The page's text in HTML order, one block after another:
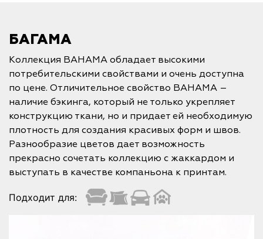
БАГАМА
Коллекция BAHAMA обладает высокими
потребительскими свойствами и очень доступна
по цене. Отличительное свойство BAHAMA –
наличие бэкинга, который не только укрепляет
конструкцию ткани, но и придает ей необходимую
плотность для создания красивых форм и швов.
Разнообразие цветов дает возможность
прекрасно сочетать коллекцию с жаккардом и
выступать в качестве компаньона к принтам.
Подходит для: